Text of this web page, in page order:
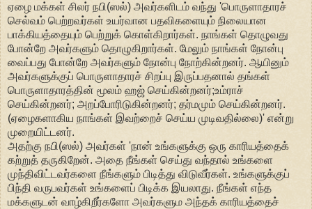
ஏழை மக்கள் சிலர் நபி(ஸல்) அவர்களிடம் வந்து 'பொருளாதாரச்
செல்வம் பெற்றவர்கள் உயர்வான பதவிகளையும் நிலையான
பாக்கியத்தையும் பெற்றுக் கொள்கிறார்கள். நாங்கள் தொழுவது
போன்றே அவர்களும் தொழுகிறார்கள். மேலும் நாங்கள் நோன்பு
வைப்பது போன்றே அவர்களும் நோன்பு நோற்கின்றனர். ஆயினும்
அவர்களுக்குப் பொருளாதாரச் சிறப்பு இருப்பதனால் தங்கள்
பொருளாதாரத்தின் மூலம் ஹஜ் செய்கின்றனர்;உம்ராச்
செய்கின்றனர்; அறப்போரிடுகின்றனர்; தர்மமும் செய்கின்றனர்.
(ஏழைகளாகிய நாங்கள் இவற்றைச் செய்ய முடிவதில்லை)' என்று
முறையிட்டனர்.
அதற்கு நபி(ஸல்) அவர்கள் 'நான் உங்களுக்கு ஒரு காரியத்தைக்
கற்றுத் தருகிறேன். அதை நீங்கள் செய்து வந்தால் உங்களை
முந்திவிட்டவர்களை நீங்களும் பிடித்து விடுவீர்கள். உங்களுக்குப்
பிந்தி வருபவர்கள் உங்களைப் பிடிக்க இயலாது. நீங்கள் எந்த
மக்களுடன் வாழ்கிறீர்களோ அவர்களும அந்தக் காரியத்தைச்